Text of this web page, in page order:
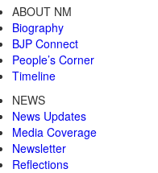
ABOUT NM
Biography
BJP Connect
People’s Corner
Timeline
NEWS
News Updates
Media Coverage
Newsletter
Reflections